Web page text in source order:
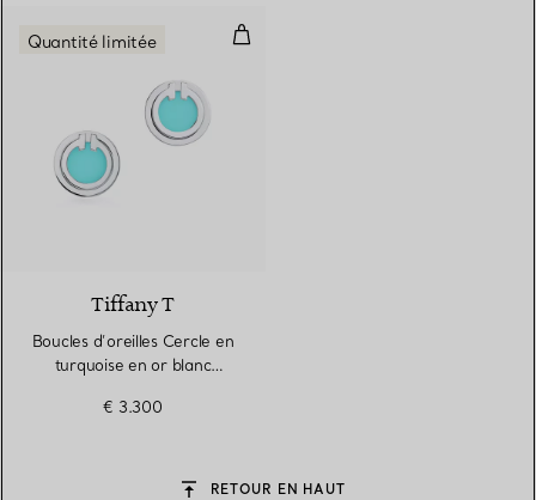
Boucles d’oreilles Cercle en
Quantité limitée
Tiffany T
Boucles d’oreilles Cercle en
turquoise en or blanc
€ 3.300
RETOUR EN HAUT